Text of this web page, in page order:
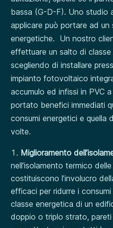
bassa (G-D-F). Uno studio
applicare può portare ad
energetiche. Un nostro
effettuare un salto di
scegliendo di installare
impianto fotovoltaico
accumulo ed infissi in PVC
portato benefici immediati
consumi energetici e
volte.
Miglioramento
nell’isolamento termico
costituiscono l’involucro
efficaci per ridurre i
classe energetica di un
doppio o triplo strato,